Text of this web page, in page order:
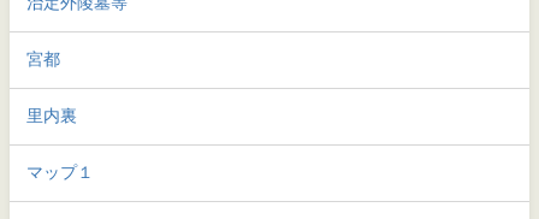
宮都
里内裏
マップ１